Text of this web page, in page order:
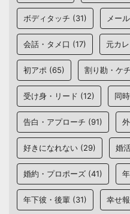
ボディタッチ (31) メー
会話・タメ口 (17) 元カレ
初アポ (65) 割り勘・ケ
受け身・リード (12) 同
告白・アプローチ (91)
好きになれない (29) 婚
婚約・プロポーズ (41)
年下彼・後輩 (31) 幸せ